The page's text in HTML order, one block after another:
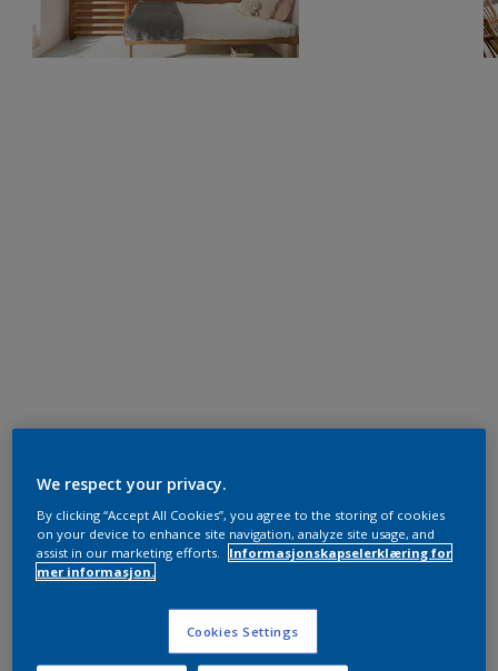
We respect your privacy.
By clicking “Accept All Cookies”, you agree to the storing of cookies
on your device to enhance site navigation, analyze site usage, and
assist in our marketing efforts.
Informasjonskapselerklæring for
mer informasjon.
Cookies Settings